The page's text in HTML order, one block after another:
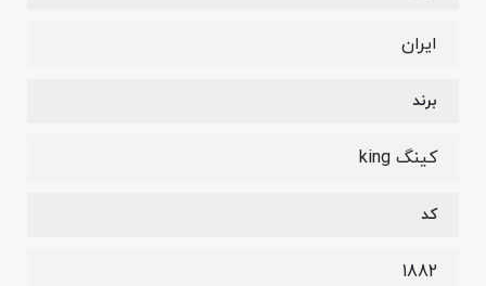
ایران
برند
کینگ king
کد
1882